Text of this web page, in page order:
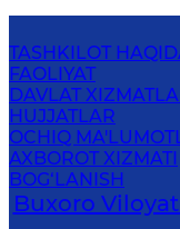
TASHKILOT
FAOLIYAT
DAVLAT
HUJJATLAR
OCHIQ
AXBOROT XIZMATI
BOG‘LANISH
Buxoro